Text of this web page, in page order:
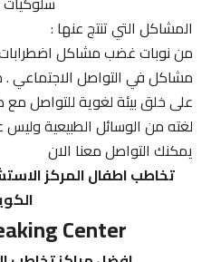
المشاكل التي تنتج عنها :
من نوبات غضب مشاكل اضطرابات
مشاكل في التواصل الاجتماعي .
على خلق بيئة لغوية للتواصل مع
لغته من الوسائل الطبيعية وليس
يمكنك التواصل معنا الان
تخاطب اطفال المركز
الكويت
Center